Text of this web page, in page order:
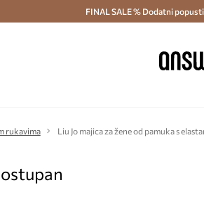
Besplatna dostava i povrat (od 70€) >
FINAL SALE % Dodatni
rukavima Liu Jo majica za žene od pamuka s